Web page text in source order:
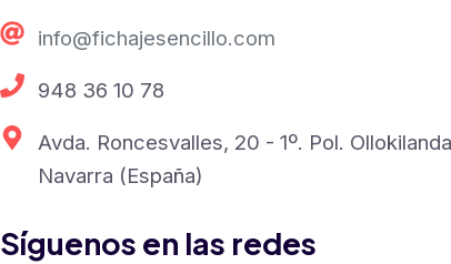
info@fichajesencillo.com
948 36 10 78
Avda. Roncesvalles, 20 - 1º. Pol.
Navarra (España)
Síguenos en las redes